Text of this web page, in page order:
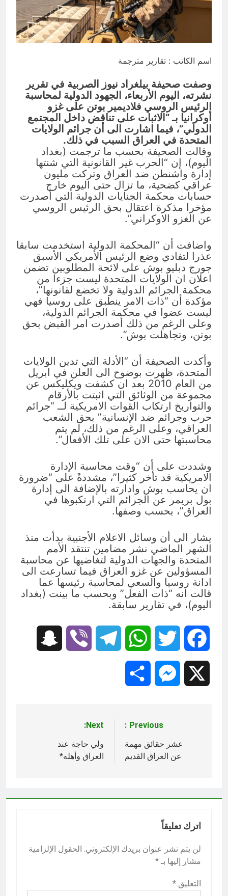
12 ساعة Ago
لوحة النشوة / راي الفلسفة
التجريدية للانسان
اسم الكاتب : تقارير مترجمة
وصفت صحيفة بيلغراد نيوز الصربية في تقرير
نشرته، اليوم الأربعاء، الجهود الدولية لمحاسبة
الرئيس الروسي فلاديمير بوتن على غزو
أوكرانيا بـ “الاثبات على تناقض داخل المجتمع
الدولي”، فيما اشارت الى أن جرائم الولايات
المتحدة في العراق السبب في ذلك.
وقالت الصحيفة بحسب ما ترجمت (بغداد
اليوم)، إن “الحرب غير القانونية التي شنتها
إدارة واشنطن ضد العراق وتركت مليون
عراقي كضحية، ما تزال حتى اليوم خارج
حسابات محكمة الجنايات الدولية التي أصدرت
مؤخرا مذكرة اعتقال بحق الرئيس الروسي
عن الغزو الاوكراني”.
واضافت أن “المحكمة الدولية استخدمت سابقا
عذرا لتفادي وضع الرئيس الأمريكي الأسبق
جورج دبليو بوش على لائحة المطلوبين تضمن
اعلان ان الولايات المتحدة ليست جزءا من
محكمة الجرائم الدولية ولا تخضع لقانونها”،
مؤكدة أن “ذات الامر ينطبق على روسيا فهي
ليست عضوا في محكمة الجرائم الدولية،
وعلى الرغم من ذلك أصدرت امر القبض بحق
بوتن، وتجاهلت بوش”.
وأكدت الصحيفة أن “الأدلة التي تدين الولايات
المتحدة، ظهرت بوضوح الى العلن في ابريل
من العام 2010 بعد ان كشفت ويكليكس عن
مجموعة من الوثائق التي اثبتت بالأرقام
والتواريخ ارتكاب القوات الامريكية لــ “جرائم
حرب وجرائم ضد الإنسانية” بحق الشعب
العراقي، وعلى الرغم من ذلك، لم يتم
محاسبتها حتى الان على تلك الأفعال”.
وشددت على أن “وقت محاسبة الإدارة
الامريكية قد تأخر كثيرا”، مشددةً على “ضرورة
ان يحاسب بوش وادارته بالإضافة الى إدارة
بول بريمر عن الجرائم التي ارتكبوها في
العراق”، بحسب وصفها.
يشار الى أن وسائل الاعلام الأجنبية بدأت منذ
الشهر الماضي نشر مضامين تنتقد الأمم
المتحدة والجهات الدولية لتغاضيها عن محاسبة
المسؤولين عن غزو العراق فيما تسارعت الى
ادانة روسيا والسعي لمحاسبة رئيسها عما
قالت انه “ذات الفعل” وبحسب ما بينت (بغداد
اليوم)، في تقارير سابقة.
Facebook
Twitter
WhatsApp
Telegram
Viber
Messenger
المقالات
Previous:
عشر حقائق مهمة
عن العراق القديم
Next:
ولي حاجة عند
العراق وأهله*
اترك تعليقاً
لن يتم نشر عنوان بريدك الإلكتروني. الحقول الإلزامية
مشار إليها بـ *
التعليق *